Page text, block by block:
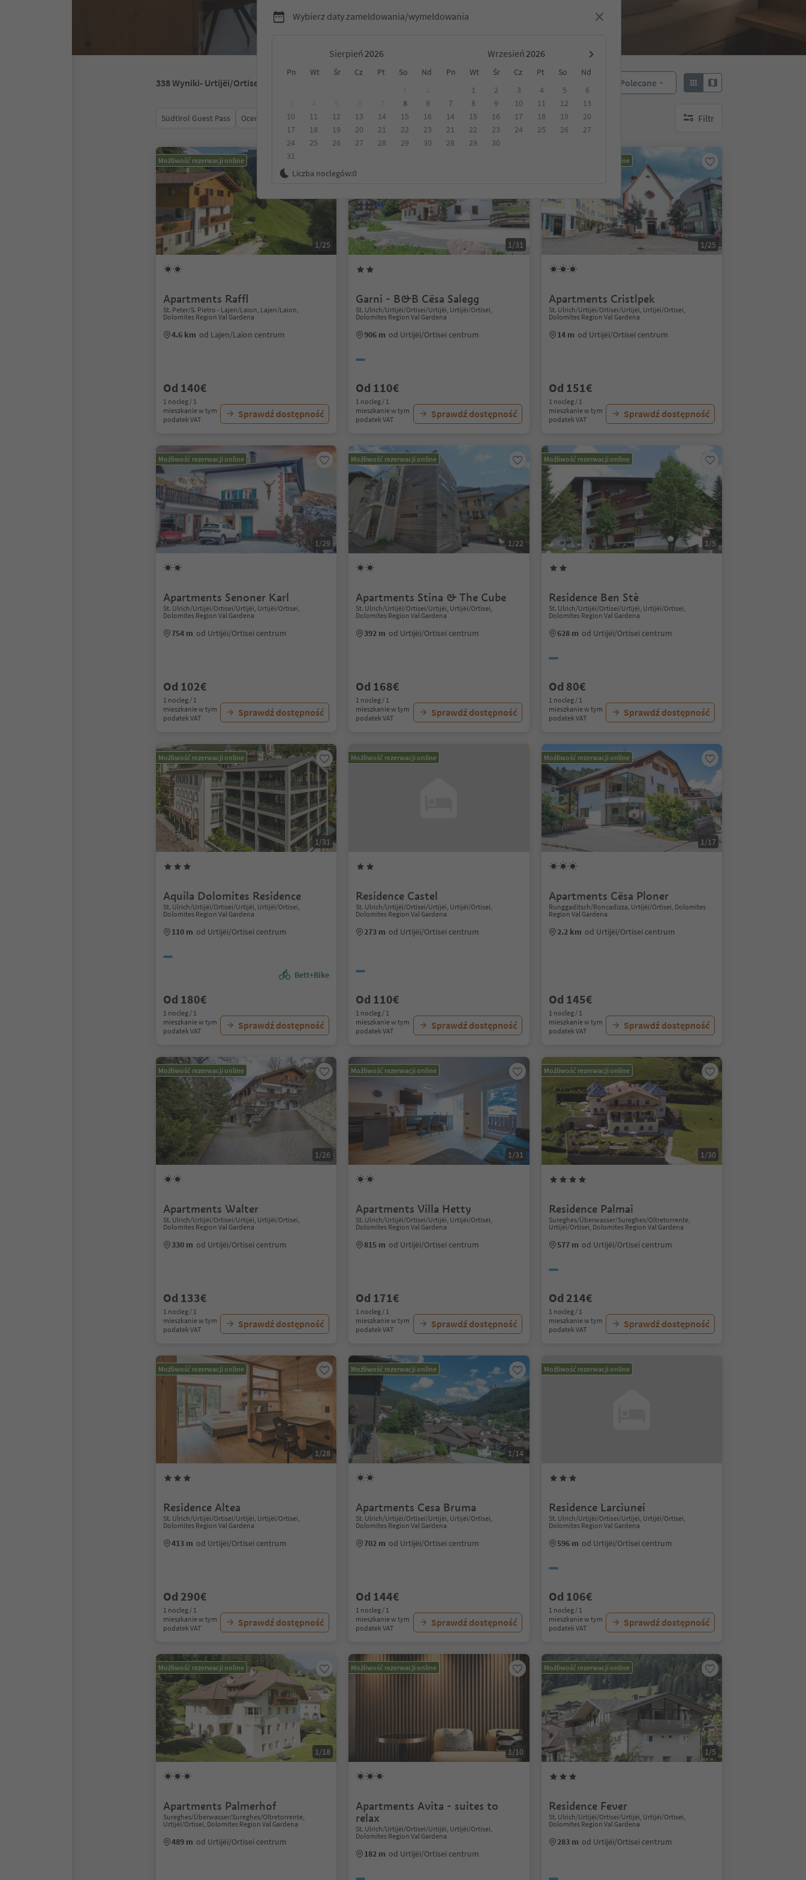
Wybierz daty zameldowania/wymeldowania
Sierpień Wrzesień
Pn Wt Śr Cz Pt So Nd Pn Wt Śr Cz Pt So
Nd
8
9
10
11 12 13 14 15
16
17
18 19 20 21 22
23
24
25 26 27 28 29
30
31
1 2 3 4 5
6
7
8 9 10 11 12
13
14
15 16 17 18 19
20
21
22 23 24 25 26
27
28
29 30
Liczba noclegów:0
338Wyniki- Urtijëi/Ortisei Polecane
Südtirol Guest Pass Ocena Kategoria Opcje wyżywienia Ekologiczne zakwaterowanie Filtr
brak aktywnych filtrów
Możliwość rezerwacji online
1/25
Apartments Raffl
St. Peter/S. Pietro - Lajen/Laion, Lajen/Laion,
Dolomites Region Val Gardena
4.6 km od Lajen/Laion centrum
Od 140€
1 nocleg / 1
mieszkanie w tym
podatek VAT
Sprawdź dostępność
1/31
Garni - B&B Cësa Salegg
St. Ulrich/Urtijëi/Ortisei/Urtijëi, Urtijëi/Ortisei,
Dolomites Region Val Gardena
906 m od Urtijëi/Ortisei centrum
Od 110€
1 nocleg / 1
mieszkanie w tym
podatek VAT
Sprawdź dostępność
Możliwość rezerwacji online
1/25
Apartments Cristlpek
St. Ulrich/Urtijëi/Ortisei/Urtijëi, Urtijëi/Ortisei,
Dolomites Region Val Gardena
14 m od Urtijëi/Ortisei centrum
Od 151€
1 nocleg / 1
mieszkanie w tym
podatek VAT
Sprawdź dostępność
Możliwość rezerwacji online
1/29
Apartments Senoner Karl
St. Ulrich/Urtijëi/Ortisei/Urtijëi, Urtijëi/Ortisei,
Dolomites Region Val Gardena
754 m od Urtijëi/Ortisei centrum
Od 102€
1 nocleg / 1
mieszkanie w tym
podatek VAT
Sprawdź dostępność
Możliwość rezerwacji online
1/22
Apartments Stina & The Cube
St. Ulrich/Urtijëi/Ortisei/Urtijëi, Urtijëi/Ortisei,
Dolomites Region Val Gardena
392 m od Urtijëi/Ortisei centrum
Od 168€
1 nocleg / 1
mieszkanie w tym
podatek VAT
Sprawdź dostępność
Możliwość rezerwacji online
1/5
Residence Ben Stè
St. Ulrich/Urtijëi/Ortisei/Urtijëi, Urtijëi/Ortisei,
Dolomites Region Val Gardena
628 m od Urtijëi/Ortisei centrum
Od 80€
1 nocleg / 1
mieszkanie w tym
podatek VAT
Sprawdź dostępność
Możliwość rezerwacji online
1/31
Aquila Dolomites Residence
St. Ulrich/Urtijëi/Ortisei/Urtijëi, Urtijëi/Ortisei,
Dolomites Region Val Gardena
110 m od Urtijëi/Ortisei centrum
Bett+Bike
Od 180€
1 nocleg / 1
mieszkanie w tym
podatek VAT
Sprawdź dostępność
Możliwość rezerwacji online
Residence Castel
St. Ulrich/Urtijëi/Ortisei/Urtijëi, Urtijëi/Ortisei,
Dolomites Region Val Gardena
273 m od Urtijëi/Ortisei centrum
Od 110€
1 nocleg / 1
mieszkanie w tym
podatek VAT
Sprawdź dostępność
Możliwość rezerwacji online
1/17
Apartments Cësa Ploner
Runggaditsch/Roncadizza, Urtijëi/Ortisei, Dolomites
Region Val Gardena
2.2 km od Urtijëi/Ortisei centrum
Od 145€
1 nocleg / 1
mieszkanie w tym
podatek VAT
Sprawdź dostępność
Możliwość rezerwacji online
1/26
Apartments Walter
St. Ulrich/Urtijëi/Ortisei/Urtijëi, Urtijëi/Ortisei,
Dolomites Region Val Gardena
330 m od Urtijëi/Ortisei centrum
Od 133€
1 nocleg / 1
mieszkanie w tym
podatek VAT
Sprawdź dostępność
Możliwość rezerwacji online
1/31
Apartments Villa Hetty
St. Ulrich/Urtijëi/Ortisei/Urtijëi, Urtijëi/Ortisei,
Dolomites Region Val Gardena
815 m od Urtijëi/Ortisei centrum
Od 171€
1 nocleg / 1
mieszkanie w tym
podatek VAT
Sprawdź dostępność
Możliwość rezerwacji online
1/30
Residence Palmai
Sureghes/Überwasser/Sureghes/Oltretorrente,
Urtijëi/Ortisei, Dolomites Region Val Gardena
577 m od Urtijëi/Ortisei centrum
Od 214€
1 nocleg / 1
mieszkanie w tym
podatek VAT
Sprawdź dostępność
Możliwość rezerwacji online
1/28
Residence Altea
St. Ulrich/Urtijëi/Ortisei/Urtijëi, Urtijëi/Ortisei,
Dolomites Region Val Gardena
413 m od Urtijëi/Ortisei centrum
Od 290€
1 nocleg / 1
mieszkanie w tym
podatek VAT
Sprawdź dostępność
Możliwość rezerwacji online
1/14
Apartments Cesa Bruma
St. Ulrich/Urtijëi/Ortisei/Urtijëi, Urtijëi/Ortisei,
Dolomites Region Val Gardena
702 m od Urtijëi/Ortisei centrum
Od 144€
1 nocleg / 1
mieszkanie w tym
podatek VAT
Sprawdź dostępność
Możliwość rezerwacji online
Residence Larciunei
St. Ulrich/Urtijëi/Ortisei/Urtijëi, Urtijëi/Ortisei,
Dolomites Region Val Gardena
596 m od Urtijëi/Ortisei centrum
Od 106€
1 nocleg / 1
mieszkanie w tym
podatek VAT
Sprawdź dostępność
Możliwość rezerwacji online
1/18
Apartments Palmerhof
Sureghes/Überwasser/Sureghes/Oltretorrente,
Urtijëi/Ortisei, Dolomites Region Val Gardena
489 m od Urtijëi/Ortisei centrum
Możliwość rezerwacji online
1/10
Apartments Avita - suites to
relax
St. Ulrich/Urtijëi/Ortisei/Urtijëi, Urtijëi/Ortisei,
Dolomites Region Val Gardena
182 m od Urtijëi/Ortisei centrum
Możliwość rezerwacji online
1/5
Residence Fever
St. Ulrich/Urtijëi/Ortisei/Urtijëi, Urtijëi/Ortisei,
Dolomites Region Val Gardena
283 m od Urtijëi/Ortisei centrum